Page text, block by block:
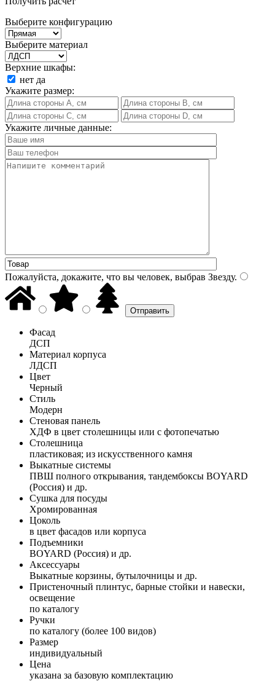
Выберите конфигурацию
Выберите материал
Верхние шкафы:
нет да
Укажите размер:
Укажите личные данные:
Пожалуйста, докажите, что вы человек, выбрав Звезду.
Фасад
ДСП
Материал корпуса
ЛДСП
Цвет
Черный
Стиль
Модерн
Стеновая панель
ХДФ в цвет столешницы или с фотопечатью
Столешница
пластиковая; из искусственного камня
Выкатные системы
ПВШ полного открывания, тандембоксы BOYARD
(Россия) и др.
Сушка для посуды
Хромированная
Цоколь
в цвет фасадов или корпуса
Подъемники
BOYARD (Россия) и др.
Аксессуары
Выкатные корзины, бутылочницы и др.
Пристеночный плинтус, барные стойки и навески,
освещение
по каталогу
Ручки
по каталогу (более 100 видов)
Размер
индивидуальный
Цена
указана за базовую комплектацию